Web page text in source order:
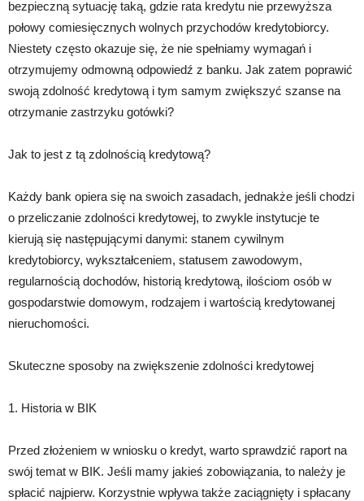
bezpieczną sytuację taką, gdzie rata kredytu nie przewyższa
połowy comiesięcznych wolnych przychodów kredytobiorcy.
Niestety często okazuje się, że nie spełniamy wymagań i
otrzymujemy odmowną odpowiedź z banku. Jak zatem poprawić
swoją zdolność kredytową i tym samym zwiększyć szanse na
otrzymanie zastrzyku gotówki?
Jak to jest z tą zdolnością kredytową?
Każdy bank opiera się na swoich zasadach, jednakże jeśli chodzi
o przeliczanie zdolności kredytowej, to zwykle instytucje te
kierują się następującymi danymi: stanem cywilnym
kredytobiorcy, wykształceniem, statusem zawodowym,
regularnością dochodów, historią kredytową, ilościom osób w
gospodarstwie domowym, rodzajem i wartością kredytowanej
nieruchomości.
Skuteczne sposoby na zwiększenie zdolności kredytowej
1. Historia w BIK
Przed złożeniem w wniosku o kredyt, warto sprawdzić raport na
swój temat w BIK. Jeśli mamy jakieś zobowiązania, to należy je
spłacić najpierw. Korzystnie wpływa także zaciągnięty i spłacany